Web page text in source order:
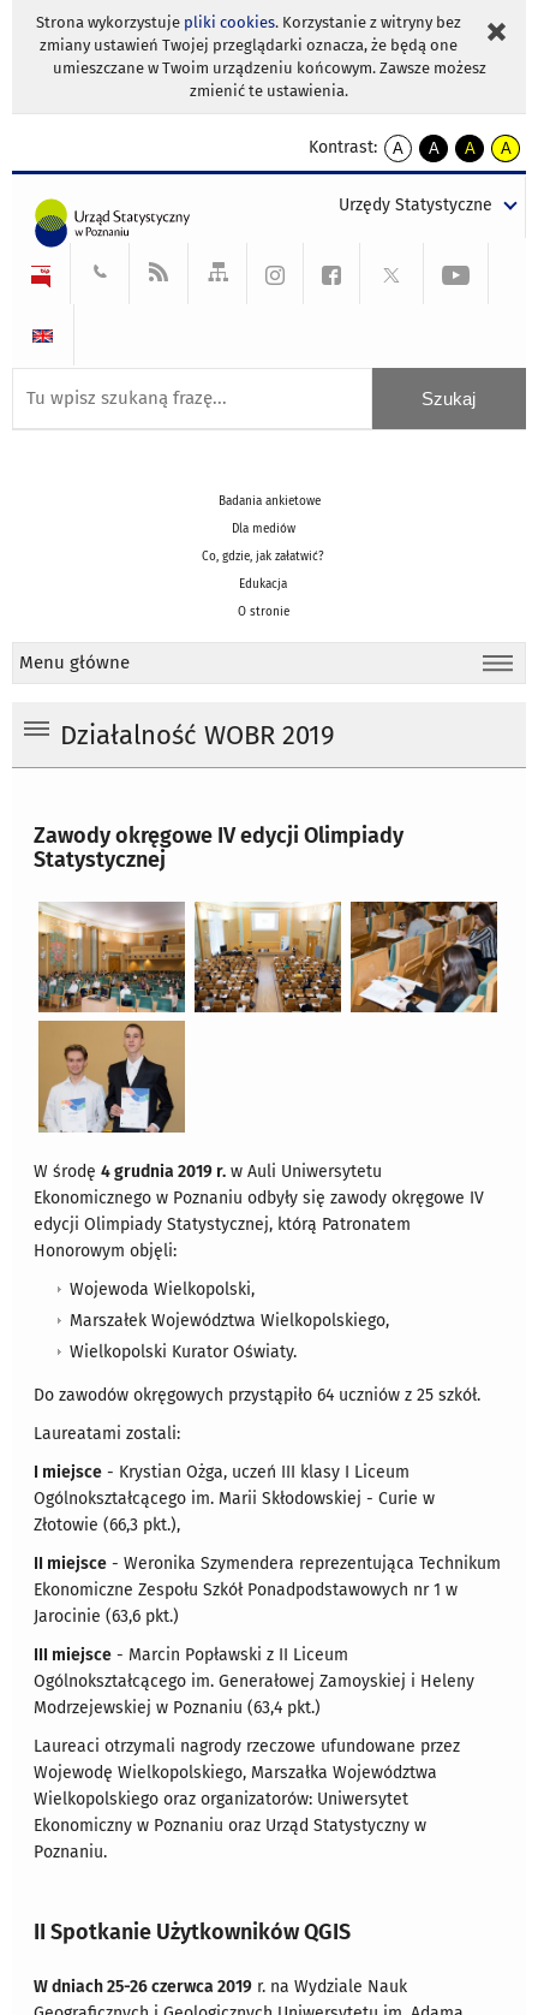
Strona wykorzystuje pliki cookies. Korzystanie z witryny bez
zmiany ustawień Twojej przeglądarki oznacza, że będą one
umieszczane w Twoim urządzeniu końcowym. Zawsze możesz
zmienić te ustawienia.
Kontrast:
A
kontrast
A
kontrast
tekst
czarnym
A
kontrast
tekst
czarnym
A
tekst
żółtym
Urzędy Statystyczne
Badania ankietowe
Dla mediów
Co, gdzie, jak załatwić?
Edukacja
O stronie
Menu główne
Działalność WOBR 2019
Zawody okręgowe IV edycji Olimpiady
Statystycznej
W środę4 grudnia 2019 r. w Auli Uniwersytetu
Ekonomicznego w Poznaniu odbyły się zawody okręgowe IV
edycji Olimpiady Statystycznej, którą Patronatem
Honorowym objęli:
Wojewoda Wielkopolski,
Marszałek Województwa Wielkopolskiego,
Wielkopolski Kurator Oświaty.
Do zawodów okręgowych przystąpiło 64 uczniów z 25 szkół.
Laureatami zostali:
I miejsce - Krystian Ożga, uczeń III klasy I Liceum
Ogólnokształcącego im. Marii Skłodowskiej - Curie w
Złotowie (66,3 pkt.),
II miejsce - Weronika Szymendera reprezentująca Technikum
Ekonomiczne Zespołu Szkół Ponadpodstawowych nr 1 w
Jarocinie (63,6 pkt.)
III miejsce - Marcin Popławski z II Liceum
Ogólnokształcącego im. Generałowej Zamoyskiej i Heleny
Modrzejewskiej w Poznaniu (63,4 pkt.)
Laureaci otrzymali nagrody rzeczowe ufundowane przez
Wojewodę Wielkopolskiego, Marszałka Województwa
Wielkopolskiego oraz organizatorów: Uniwersytet
Ekonomiczny w Poznaniu oraz Urząd Statystyczny w
Poznaniu.
II Spotkanie Użytkowników QGIS
W dniach 25-26 czerwca 2019 r. na Wydziale Nauk